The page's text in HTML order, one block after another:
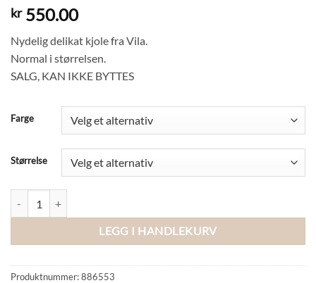
kr550.00
Nydelig delikat kjole fra Vila.
Normal i størrelsen.
SALG, KAN IKKE BYTTES
Farge
Størrelse
LEGG I HANDLEKURV
Produktnummer:886553